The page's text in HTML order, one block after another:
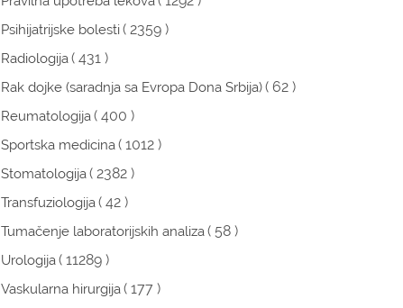
Psihijatrijske bolesti( 2359 )
Radiologija( 431 )
Rak dojke (saradnja sa Evropa Dona Srbija)( 62 )
Reumatologija( 400 )
Sportska medicina( 1012 )
Stomatologija( 2382 )
Transfuziologija( 42 )
Tumačenje laboratorijskih analiza( 58 )
Urologija( 11289 )
Vaskularna hirurgija( 177 )